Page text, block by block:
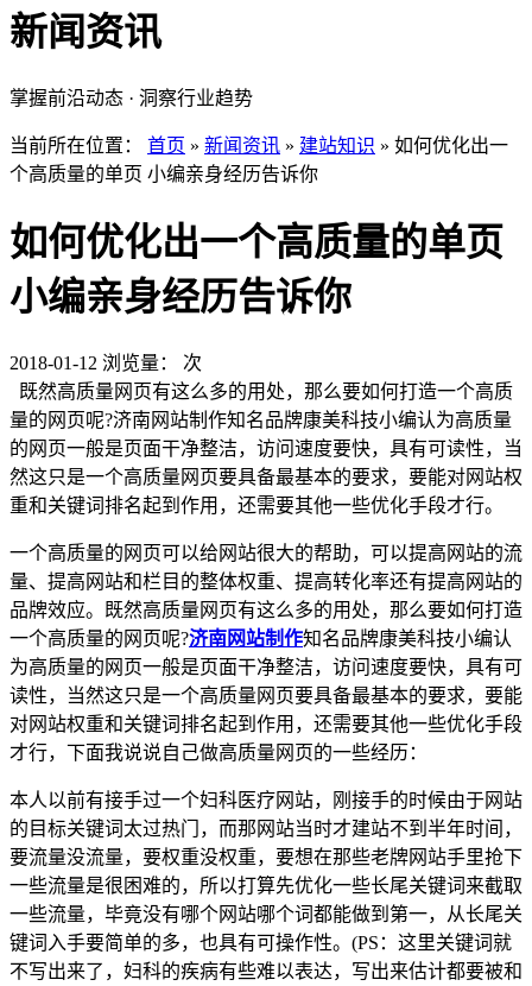
新闻资讯
掌握前沿动态 · 洞察行业趋势
当前所在位置： 首页 » 新闻资讯 » 建站知识 » 如何优化出一
个高质量的单页 小编亲身经历告诉你
如何优化出一个高质量的单页
小编亲身经历告诉你
2018-01-12 浏览量：
次
既然高质量网页有这么多的用处，那么要如何打造一个高质
量的网页呢?济南网站制作知名品牌康美科技小编认为高质量
的网页一般是页面干净整洁，访问速度要快，具有可读性，当
然这只是一个高质量网页要具备最基本的要求，要能对网站权
重和关键词排名起到作用，还需要其他一些优化手段才行。
一个高质量的网页可以给网站很大的帮助，可以提高网站的流
量、提高网站和栏目的整体权重、提高转化率还有提高网站的
品牌效应。既然高质量网页有这么多的用处，那么要如何打造
一个高质量的网页呢?济南网站制作知名品牌康美科技小编认
为高质量的网页一般是页面干净整洁，访问速度要快，具有可
读性，当然这只是一个高质量网页要具备最基本的要求，要能
对网站权重和关键词排名起到作用，还需要其他一些优化手段
才行，下面我说说自己做高质量网页的一些经历：
本人以前有接手过一个妇科医疗网站，刚接手的时候由于网站
的目标关键词太过热门，而那网站当时才建站不到半年时间，
要流量没流量，要权重没权重，要想在那些老牌网站手里抢下
一些流量是很困难的，所以打算先优化一些长尾关键词来截取
一些流量，毕竟没有哪个网站哪个词都能做到第一，从长尾关
键词入手要简单的多，也具有可操作性。(PS：这里关键词就
不写出来了，妇科的疾病有些难以表达，写出来估计都要被和